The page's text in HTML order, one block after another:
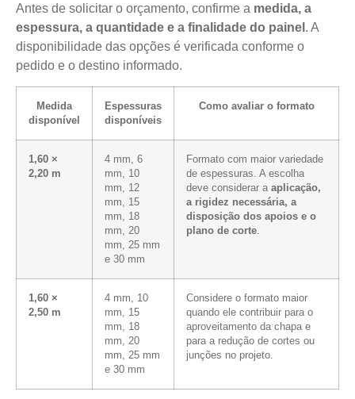
Antes de solicitar o orçamento, confirme a medida, a
espessura, a quantidade e a finalidade do painel . A
disponibilidade das opções é verificada conforme o
pedido e o destino informado.
Medida
disponível
Espessuras
disponíveis
Como avaliar o formato
1,60 ×
2,20 m
4 mm, 6
mm, 10
mm, 12
mm, 15
mm, 18
mm, 20
mm, 25 mm
e 30 mm
Formato com maior variedade
de espessuras. A escolha
deve considerar a aplicação,
a rigidez necessária, a
disposição dos apoios e o
plano de corte.
1,60 ×
2,50 m
4 mm, 10
mm, 15
mm, 18
mm, 20
mm, 25 mm
e 30 mm
Considere o formato maior
quando ele contribuir para o
aproveitamento da chapa e
para a redução de cortes ou
junções no projeto.